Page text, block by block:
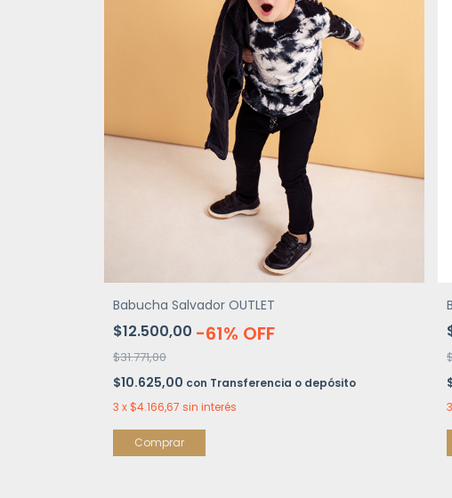
Babucha Salvador OUTLET
$12.500,00 -61% OFF
$31.771,00
$10.625,00 con Transferencia o depósito
3 x $4.166,67 sin interés
Comprar
3